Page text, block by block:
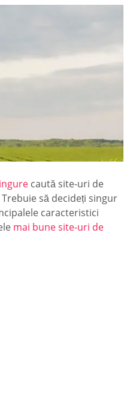
caută site-uri de
să decideți singur
caracteristici
mai bune site-uri de